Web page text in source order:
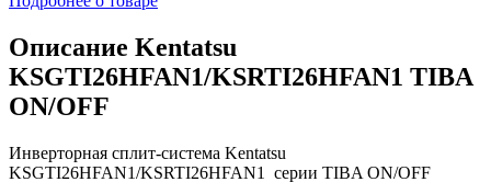
Описание Kentatsu
KSGTI26HFAN1/KSRTI26HFAN1 TIBA
ON/OFF
Инверторная сплит-система Kentatsu
KSGTI26HFAN1/KSRTI26HFAN1 серии TIBA ON/OFF